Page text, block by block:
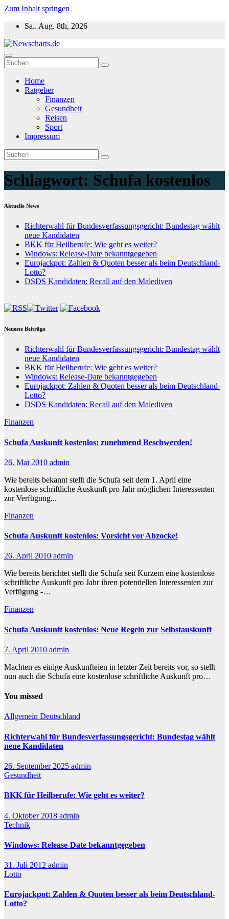
Zum Inhalt springen
Sa.. Aug. 8th, 2026
Newscharts.de
Aktuelle News zu Politik, Wirtschaft & Unterhaltung weltweit
Home
Ratgeber
Finanzen
Gesundheit
Reisen
Sport
Impressum
Schlagwort: Schufa kostenlos
Aktuelle News
Richterwahl für Bundesverfassungsgericht: Bundestag wählt
neue Kandidaten
BKK für Heilberufe: Wie geht es weiter?
Windows: Release-Date bekanntgegeben
Eurojackpot: Zahlen & Quoten besser als beim Deutschland-
Lotto?
DSDS Kandidaten: Recall auf den Malediven
Neueste Beiträge
Richterwahl für Bundesverfassungsgericht: Bundestag wählt
neue Kandidaten
BKK für Heilberufe: Wie geht es weiter?
Windows: Release-Date bekanntgegeben
Eurojackpot: Zahlen & Quoten besser als beim Deutschland-
Lotto?
DSDS Kandidaten: Recall auf den Malediven
Finanzen
Schufa Auskunft kostenlos: zunehmend Beschwerden!
26. Mai 2010 admin
Wie bereits bekannt stellt die Schufa seit dem 1. April eine
kostenlose schriftliche Auskunft pro Jahr möglichen Interessenten
zur Verfügung...
Finanzen
Schufa Auskunft kostenlos: Vorsicht vor Abzocke!
26. April 2010 admin
Wie bereits berichtet stellt die Schufa seit Kurzem eine kostenlose
schriftliche Auskunft pro Jahr ihren potentiellen Interessenten zur
Verfügung -…
Finanzen
Schufa Auskunft kostenlos: Neue Regeln zur Selbstauskunft
7. April 2010 admin
Machten es einige Auskunfteien in letzter Zeit bereits vor, so stellt
nun auch die Schufa eine kostenlose schriftliche Auskunft pro…
You missed
Allgemein Deutschland
Richterwahl für Bundesverfassungsgericht: Bundestag wählt
neue Kandidaten
26. September 2025 admin
Gesundheit
BKK für Heilberufe: Wie geht es weiter?
4. Oktober 2018 admin
Technik
Windows: Release-Date bekanntgegeben
31. Juli 2012 admin
Lotto
Eurojackpot: Zahlen & Quoten besser als beim Deutschland-
Lotto?